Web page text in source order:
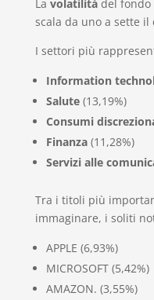
La volatilitàdel fondo
scala da uno a sette il
I settori più
Information
Salute(13,19%)
Consumi
Finanza(11,28%)
Servizi alle
Tra i titoli più
immaginare, i soliti
APPLE (6,93%)
MICROSOFT (5,42%)
AMAZON. (3,55%)